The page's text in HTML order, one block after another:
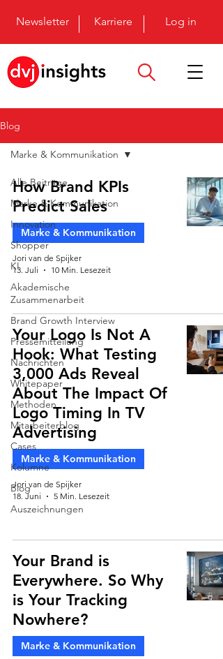
Newsletter Karriere Log in
Blog
Alle Beiträge
Marke & Kommunikation
Innovation
Shopper
KI
Akademische
Zusammenarbeit
Brand Growth Interview
Pressemitteilung
Nachrichten
Whitepaper
Methoden
Mitarbeiterblog
Cases
Kolumne
Blog
Auszeichnungen
Marke & Kommunikation
How Brand KPIs
Predict Sales
Marke & Kommunikation
Jori van de Spijker
13. Juli
10 Min. Lesezeit
Your Logo Is Not A
Hook: What Testing
3,000 Ads Reveal
About The Impact Of
Logo Timing In TV
Advertising
Marke & Kommunikation
Jori van de Spijker
18. Juni
5 Min. Lesezeit
Your Brand is
Everywhere. So Why
is Your Tracking
Nowhere?
Marke & Kommunikation